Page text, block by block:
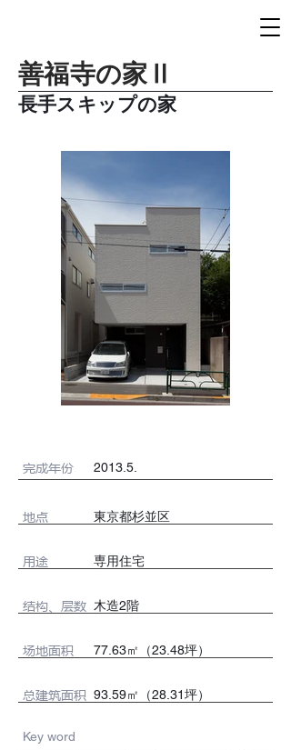
善福寺の家Ⅱ
長手スキップの家
完成年份 2013.5.
東京都杉並区
地点
専用住宅
用途
木造2階
​结构、层数
77.63㎡（23.48坪）
场地面积
93.59㎡（28.31坪）
总建筑面积
Key word